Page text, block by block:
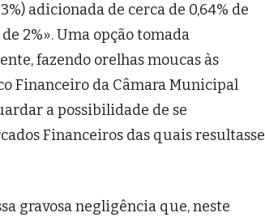
adicionada de cerca de 0,64% de
2%». Uma opção tomada
fazendo orelhas moucas às
Financeiro da Câmara Municipal
a possibilidade de se
Financeiros das quais resultasse
gravosa negligência que, neste